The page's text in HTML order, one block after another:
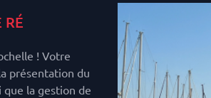
RÉ
! Votre
présentation du
la gestion de